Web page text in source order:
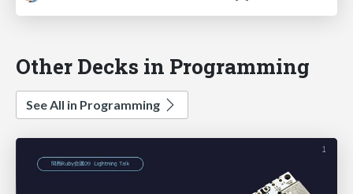
Other Decks in Programming
See All in Programming